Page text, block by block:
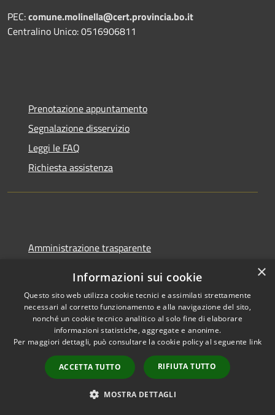
PEC:comune.molinella@cert.provincia.bo.it
Centralino Unico: 0516906811
Prenotazione appuntamento
Segnalazione disservizio
Leggi le FAQ
Richiesta assistenza
Amministrazione trasparente
Dichiarazione di accessibilità
Accessibilità
Copyright © 2026 • Comune di
Molinella • Powered by
Municipium
×
Informazioni sui cookie
Questo sito web utilizza cookie tecnici e assimilati strettamente
necessari al corretto funzionamento e alla navigazione del sito,
nonché un cookie tecnico analitico al solo fine di elaborare
informazioni statistiche, aggregate e anonime.
Per maggiori dettagli, può consultare la cookie policy al seguente link
ACCETTA TUTTO RIFIUTA TUTTO
MOSTRA DETTAGLI